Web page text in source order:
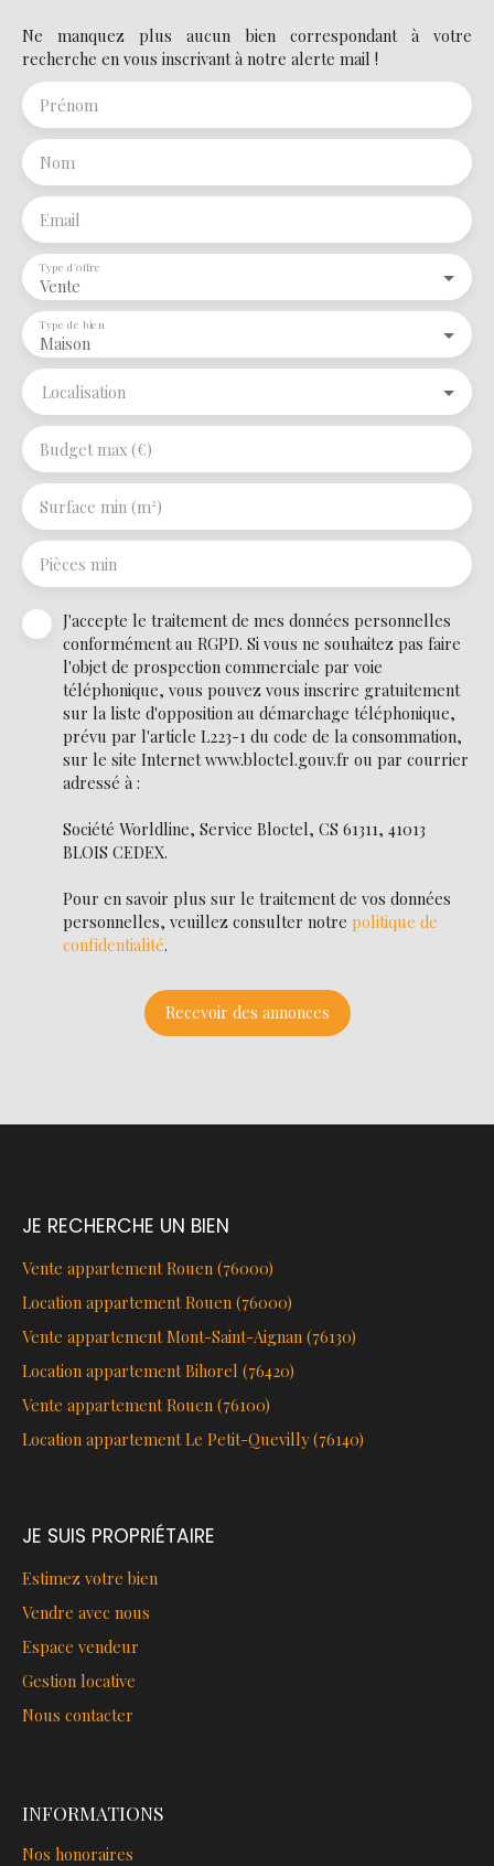
Ne manquez plus aucun bien correspondant à votre
recherche en vous inscrivant à notre alerte mail !
Prénom
Nom
Email
Vente
Type d'offre
Maison
Type de bien
Localisation
Budget max (€)
Surface min (m²)
Pièces min
J'accepte le traitement de mes données personnelles
conformément au RGPD. Si vous ne souhaitez pas faire
l'objet de prospection commerciale par voie
téléphonique, vous pouvez vous inscrire gratuitement
sur la liste d'opposition au démarchage téléphonique,
prévu par l'article L223-1 du code de la consommation,
sur le site Internet www.bloctel.gouv.fr ou par courrier
adressé à :
Société Worldline, Service Bloctel, CS 61311, 41013
BLOIS CEDEX.
Pour en savoir plus sur le traitement de vos données
personnelles, veuillez consulter notre politique de
confidentialité.
Recevoir des annonces
JE RECHERCHE UN BIEN
Vente appartement Rouen (76000)
Location appartement Rouen (76000)
Vente appartement Mont-Saint-Aignan (76130)
Location appartement Bihorel (76420)
Vente appartement Rouen (76100)
Location appartement Le Petit-Quevilly (76140)
JE SUIS PROPRIÉTAIRE
Estimez votre bien
Vendre avec nous
Espace vendeur
Gestion locative
Nous contacter
INFORMATIONS
Nos honoraires